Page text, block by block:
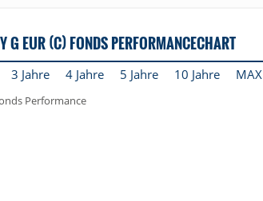
G EUR (C) FONDS PERFORMANCECHART
3 Jahre 4 Jahre 5 Jahre 10 Jahre MAX